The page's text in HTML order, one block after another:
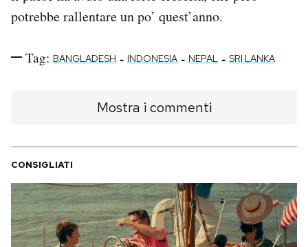
potrebbe rallentare un po’ quest’anno.
Tag: BANGLADESH - INDONESIA - NEPAL - SRI LANKA
Mostra i commenti
CONSIGLIATI